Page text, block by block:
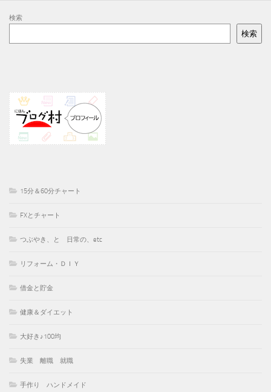
検索
検索
15分＆60分チャート
FXとチャート
つぶやき、と 日常の、etc
リフォーム・ＤＩＹ
借金と貯金
健康＆ダイエット
大好き♪100均
失業 離職 就職
手作り ハンドメイド